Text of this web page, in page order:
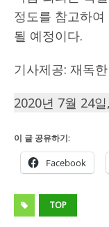
정도를 참고하
될 예정이다.
기사제공: 재독
2020년 7월 24
이 글 공유하기:
Facebook
TOP